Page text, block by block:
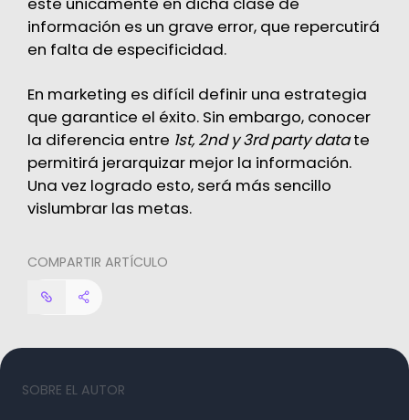
información es un grave error, que repercutirá
en falta de especificidad.
En marketing es difícil definir una estrategia
que garantice el éxito. Sin embargo, conocer
la diferencia entre 1st, 2nd y 3rd party datate
permitirá jerarquizar mejor la información.
Una vez logrado esto, será más sencillo
vislumbrar las metas.
COMPARTIR ARTÍCULO
SOBRE EL AUTOR